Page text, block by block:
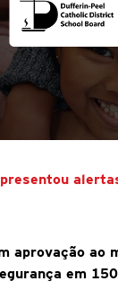
aprovação ao
em